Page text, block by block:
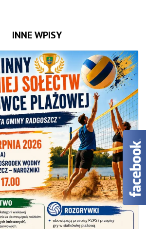
INNE WPISY